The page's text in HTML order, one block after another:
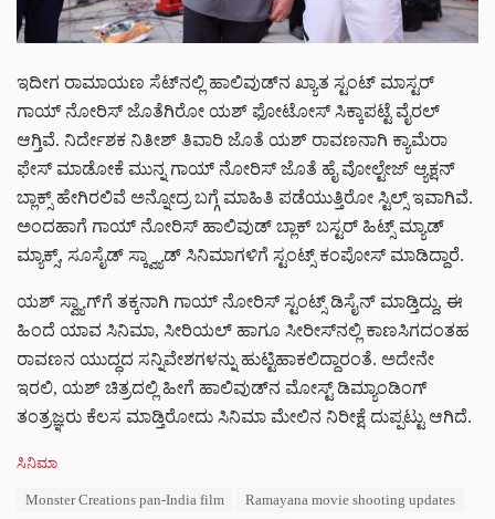
ಇದೀಗ ರಾಮಾಯಣ ಸೆಟ್‌‌ನಲ್ಲಿ ಹಾಲಿವುಡ್‌‌ನ ಖ್ಯಾತ ಸ್ಟಂಟ್ ಮಾಸ್ಟರ್
ಗಾಯ್ ನೋರಿಸ್ ಜೊತೆಗಿರೋ ಯಶ್ ಫೋಟೋಸ್ ಸಿಕ್ಕಾಪಟ್ಟೆ ವೈರಲ್
ಆಗ್ತಿವೆ. ನಿರ್ದೇಶಕ ನಿತೀಶ್ ತಿವಾರಿ ಜೊತೆ ಯಶ್ ರಾವಣನಾಗಿ ಕ್ಯಾಮೆರಾ
ಫೇಸ್ ಮಾಡೋಕೆ ಮುನ್ನ ಗಾಯ್ ನೋರಿಸ್ ಜೊತೆ ಹೈ ವೋಲ್ಟೇಜ್ ಆ್ಯಕ್ಷನ್
ಬ್ಲಾಕ್ಸ್‌‌ ಹೇಗಿರಲಿವೆ ಅನ್ನೋದ್ರ ಬಗ್ಗೆ ಮಾಹಿತಿ ಪಡೆಯುತ್ತಿರೋ ಸ್ಟಿಲ್ಸ್ ಇವಾಗಿವೆ.
ಅಂದಹಾಗೆ ಗಾಯ್ ನೋರಿಸ್ ಹಾಲಿವುಡ್ ಬ್ಲಾಕ್ ಬಸ್ಟರ್ ಹಿಟ್ಸ್ ಮ್ಯಾಡ್
ಮ್ಯಾಕ್ಸ್, ಸೂಸೈಡ್ ಸ್ಕ್ವ್ಯಾಡ್ ಸಿನಿಮಾಗಳಿಗೆ ಸ್ಟಂಟ್ಸ್ ಕಂಪೋಸ್ ಮಾಡಿದ್ದಾರೆ.
ಯಶ್ ಸ್ವ್ಯಾಗ್‌ಗೆ ತಕ್ಕನಾಗಿ ಗಾಯ್ ನೋರಿಸ್ ಸ್ಟಂಟ್ಸ್ ಡಿಸೈನ್ ಮಾಡ್ತಿದ್ದು, ಈ
ಹಿಂದೆ ಯಾವ ಸಿನಿಮಾ, ಸೀರಿಯಲ್ ಹಾಗೂ ಸೀರೀಸ್‌‌ನಲ್ಲಿ ಕಾಣಸಿಗದಂತಹ
ರಾವಣನ ಯುದ್ಧದ ಸನ್ನಿವೇಶಗಳನ್ನು ಹುಟ್ಟಿಹಾಕಲಿದ್ದಾರಂತೆ. ಅದೇನೇ
ಇರಲಿ, ಯಶ್ ಚಿತ್ರದಲ್ಲಿ ಹೀಗೆ ಹಾಲಿವುಡ್‌‌ನ ಮೋಸ್ಟ್ ಡಿಮ್ಯಾಂಡಿಂಗ್
ತಂತ್ರಜ್ಞರು ಕೆಲಸ ಮಾಡ್ತಿರೋದು ಸಿನಿಮಾ ಮೇಲಿನ ನಿರೀಕ್ಷೆ ದುಪ್ಪಟ್ಟು ಆಗಿದೆ.
C
ಸಿನಿಮಾ
Monster Creations pan-India film
Ramayana movie shooting updates